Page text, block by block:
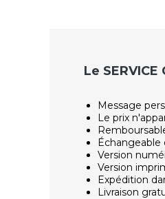
Le
Message
Le prix
Version
Version
Expédition
Livraison